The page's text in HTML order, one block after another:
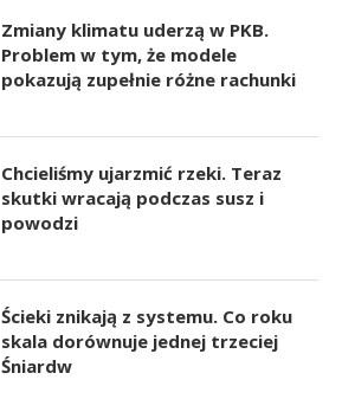
Zmiany klimatu uderzą w PKB.
Problem w tym, że modele
pokazują zupełnie różne rachunki
Chcieliśmy ujarzmić rzeki. Teraz
skutki wracają podczas susz i
powodzi
Ścieki znikają z systemu. Co roku
skala dorównuje jednej trzeciej
Śniardw